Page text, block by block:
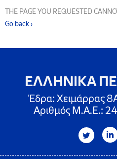
THE PAGE YOU REQUESTED
Go back ›
ΕΛΛΗΝΙΚΑ
Έδρα: Χειμάρρας
Αριθμός Μ.Α.Ε.: